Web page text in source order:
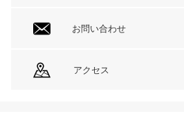
お問い合わせ
アクセス